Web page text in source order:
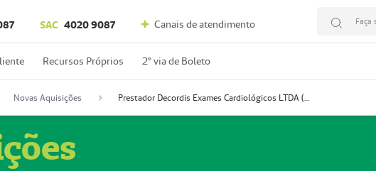
SAC 4020 9087 Canais de atendimento Faça
Recursos Próprios 2º via de Boleto
Novas Aquisições Prestador Decordis Exames Cardiológicos LTDA (51004347-4)